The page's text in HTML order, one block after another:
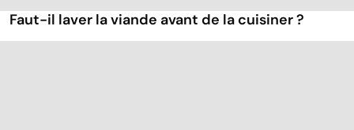
Faut-il laver la viande avant de la cuisiner ?